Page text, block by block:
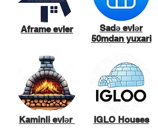
Aframe evler
Kaminli evlər
Sadə evlər
50mdan yuxari
IGLO Houses